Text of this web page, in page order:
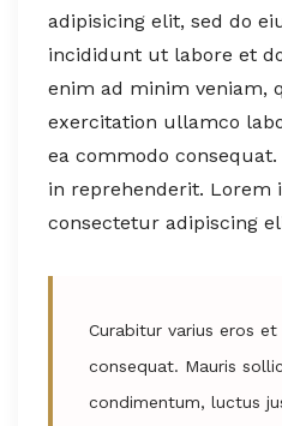
adipisicing elit, sed do
incididunt ut labore et
enim ad minim veniam,
exercitation ullamco
ea commodo
in reprehenderit. Lorem
consectetur adipiscing
Curabitur varius eros
consequat. Mauris
condimentum, luctus